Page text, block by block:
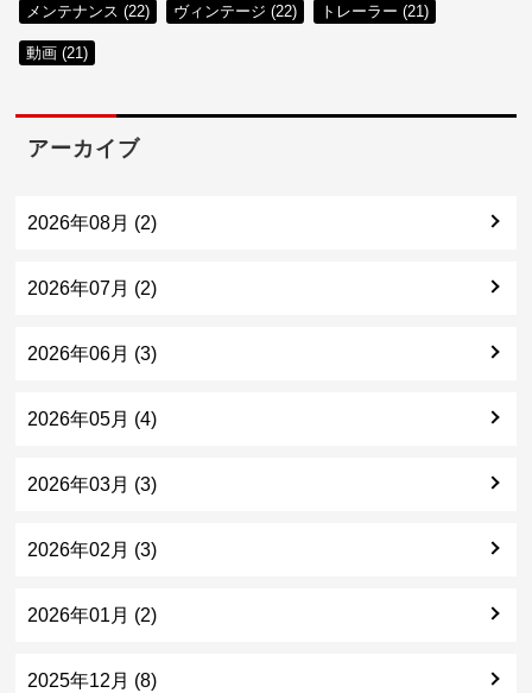
メンテナンス (22) ヴィンテージ (22) トレーラー (21)
動画 (21)
アーカイブ
2026年08月 (2)
2026年07月 (2)
2026年06月 (3)
2026年05月 (4)
2026年03月 (3)
2026年02月 (3)
2026年01月 (2)
2025年12月 (8)